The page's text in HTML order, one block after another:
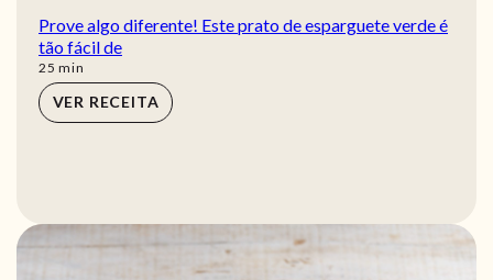
Prove algo diferente! Este prato de esparguete verde é
tão fácil de
25 min
min
VER RECEITA